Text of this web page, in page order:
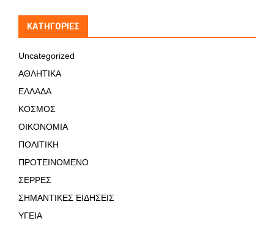
KΑΤΗΓΟΡΊΕΣ
Uncategorized
ΑΘΛΗΤΙΚΑ
ΕΛΛΑΔΑ
ΚΟΣΜΟΣ
ΟΙΚΟΝΟΜΙΑ
ΠΟΛΙΤΙΚΗ
ΠΡΟΤΕΙΝΟΜΕΝΟ
ΣΕΡΡΕΣ
ΣΗΜΑΝΤΙΚΕΣ ΕΙΔΗΣΕΙΣ
ΥΓΕΙΑ